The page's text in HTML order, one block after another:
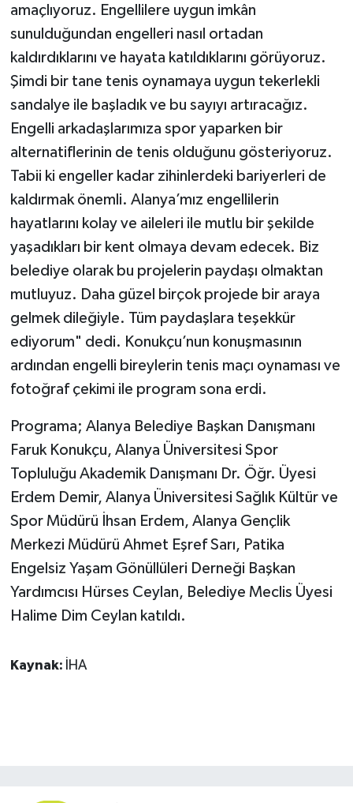
amaçlıyoruz. Engellilere uygun imkân
sunulduğundan engelleri nasıl ortadan
kaldırdıklarını ve hayata katıldıklarını görüyoruz.
Şimdi bir tane tenis oynamaya uygun tekerlekli
sandalye ile başladık ve bu sayıyı artıracağız.
Engelli arkadaşlarımıza spor yaparken bir
alternatiflerinin de tenis olduğunu gösteriyoruz.
Tabii ki engeller kadar zihinlerdeki bariyerleri de
kaldırmak önemli. Alanya’mız engellilerin
hayatlarını kolay ve aileleri ile mutlu bir şekilde
yaşadıkları bir kent olmaya devam edecek. Biz
belediye olarak bu projelerin paydaşı olmaktan
mutluyuz. Daha güzel birçok projede bir araya
gelmek dileğiyle. Tüm paydaşlara teşekkür
ediyorum" dedi. Konukçu’nun konuşmasının
ardından engelli bireylerin tenis maçı oynaması ve
fotoğraf çekimi ile program sona erdi.
Programa; Alanya Belediye Başkan Danışmanı
Faruk Konukçu, Alanya Üniversitesi Spor
Topluluğu Akademik Danışmanı Dr. Öğr. Üyesi
Erdem Demir, Alanya Üniversitesi Sağlık Kültür ve
Spor Müdürü İhsan Erdem, Alanya Gençlik
Merkezi Müdürü Ahmet Eşref Sarı, Patika
Engelsiz Yaşam Gönüllüleri Derneği Başkan
Yardımcısı Hürses Ceylan, Belediye Meclis Üyesi
Halime Dim Ceylan katıldı.
Kaynak: İHA